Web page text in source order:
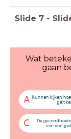
Slide 7 -
Wat
gaan
A Kunnen kijken
geit
C
De
van een